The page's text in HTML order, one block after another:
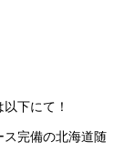
下にて！
完備の北海道随